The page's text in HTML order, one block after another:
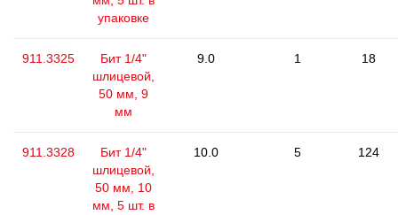
упаковке
911.3325
Бит 1/4"
шлицевой,
50 мм, 9
мм
9.0 1 18
911.3328
Бит 1/4"
шлицевой,
50 мм, 10
мм, 5 шт. в
10.0 5 124